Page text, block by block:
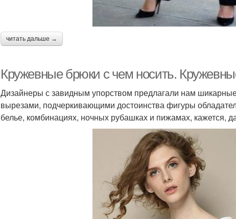
читать дальше →
Кружевные брюки с чем носить.
Дизайнеры с завидным упорством предлагали нам
вырезами, подчеркивающими достоинства фигуры
белье, комбинациях, ночных рубашках и пижамах, кажется,